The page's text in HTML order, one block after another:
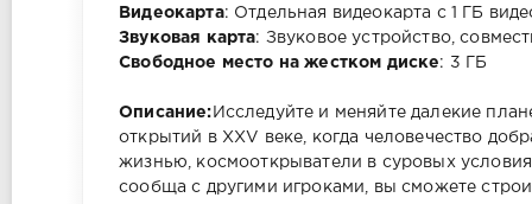
Видеокарта: Отдельная видеокарта с 1 ГБ
Звуковая карта: Звуковое устройство,
Свободное место на жестком диске: 3 ГБ
Описание: Исследуйте и меняйте далекие
открытий в XXV веке, когда человечество
жизнью, космооткрыватели в суровых
сообща с другими игроками, вы сможете